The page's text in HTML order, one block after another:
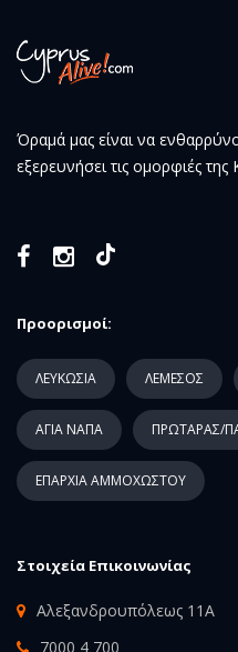
Όραμά μας είναι να
εξερευνήσει τις ομορφιές
Προορισμοί:
ΛΕΥΚΩΣΙΑ ΛΕΜΕΣΟΣ
ΑΓΙΑ ΝΑΠΑ ΠΡΩΤΑΡΑΣ/
ΕΠΑΡΧΙΑ ΑΜΜΟΧΩΣΤΟΥ
Στοιχεία Επικοινωνίας
Αλεξανδρουπόλεως 11Α
7000 4 700